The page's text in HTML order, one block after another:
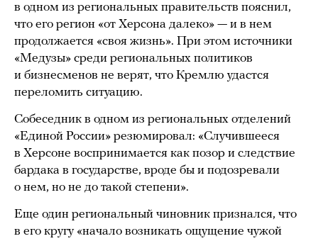
в одном из региональных правительств пояснил,
что его регион «от Херсона далеко» — и в нем
продолжается «своя жизнь». При этом источники
«Медузы» среди региональных политиков
и бизнесменов не верят, что Кремлю удастся
переломить ситуацию.
Собеседник в одном из региональных отделений
«Единой России» резюмировал: «Случившееся
в Херсоне воспринимается как позор и следствие
бардака в государстве, вроде бы и подозревали
о нем, но не до такой степени».
Еще один региональный чиновник признался, что
в его кругу «начало возникать ощущение чужой